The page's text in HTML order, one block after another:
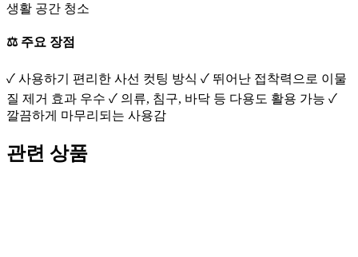
생활 공간 청소
⚖️ 주요 장점
✓ 사용하기 편리한 사선 컷팅 방식 ✓ 뛰어난 접착력으로 이물
질 제거 효과 우수 ✓ 의류, 침구, 바닥 등 다용도 활용 가능 ✓
깔끔하게 마무리되는 사용감
관련 상품